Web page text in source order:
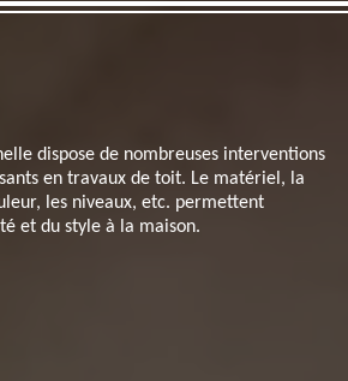
dispose de nombreuses interventions
en travaux de toit. Le matériel, la
les niveaux, etc. permettent
et du style à la maison.